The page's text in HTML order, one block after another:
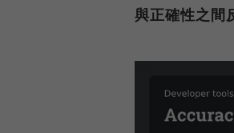
與正確性之間